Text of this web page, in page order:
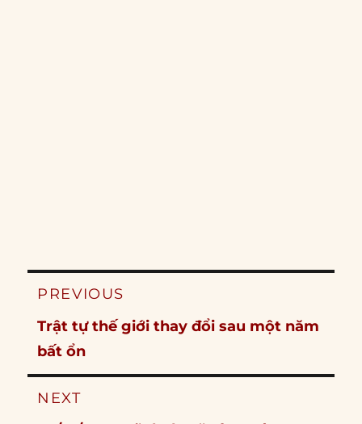
Post
PREVIOUS
Previous
post:
Trật tự thế giới thay đổi sau một năm
bất ổn
NEXT